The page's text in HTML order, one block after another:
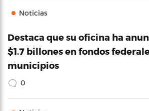
Noticias
Destaca que su oficina ha
$1.7 billones en fondos
municipios
0